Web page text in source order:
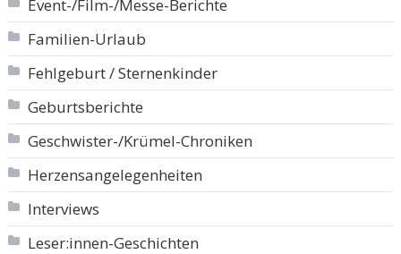
Event-/Film-/Messe-Berichte
Familien-Urlaub
Fehlgeburt / Sternenkinder
Geburtsberichte
Geschwister-/Krümel-Chroniken
Herzensangelegenheiten
Interviews
Leser:innen-Geschichten